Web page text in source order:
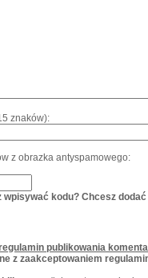
znaków):
z obrazka antyspamowego:
wpisywać kodu? Chcesz
publikowania
z zaakceptowaniem